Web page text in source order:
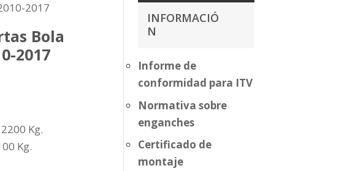
2017
Bola
2017
2200 Kg.
Kg.
INFORMACIÓ
N
Informe de
conformidad para ITV
Normativa sobre
enganches
Certificado de
montaje